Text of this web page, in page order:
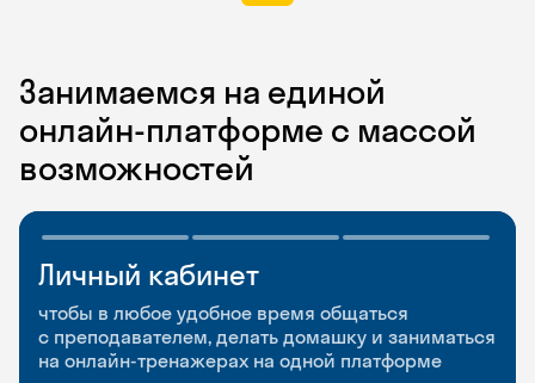
Занимаемся на единой
онлайн-платформе с массой
возможностей
Личный кабинет
чтобы в любое удобное время общаться
с преподавателем, делать домашку и заниматься
на онлайн-тренажерах на одной платформе
Мобильное
приложение
чтобы заниматься и изучать новые слова где
и когда удобно
Разговорные клубы
и Talks
Групповые занятия для разговорной практики
и индивидуальные встречи с преподавателями